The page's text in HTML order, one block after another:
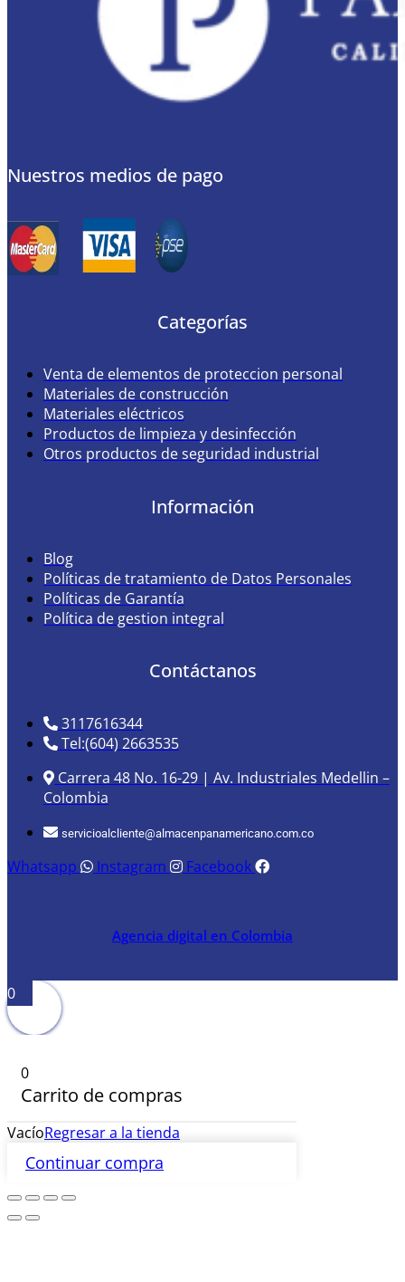
Nuestros medios de pago
Categorías
Venta de elementos de proteccion personal
Materiales de construcción
Materiales eléctricos
Productos de limpieza y desinfección
Otros productos de seguridad industrial
Información
Blog
Políticas de tratamiento de Datos Personales
Políticas de Garantía
Política de gestion integral
Contáctanos
3117616344
Tel:(604) 2663535
Carrera 48 No. 16-29 | Av. Industriales Medellin –
Colombia
servicioalcliente@almacenpanamericano.com.co
Whatsapp Instagram Facebook
Agencia digital en Colombia
0
0
Carrito de compras
VacíoRegresar a la tienda
Continuar compra